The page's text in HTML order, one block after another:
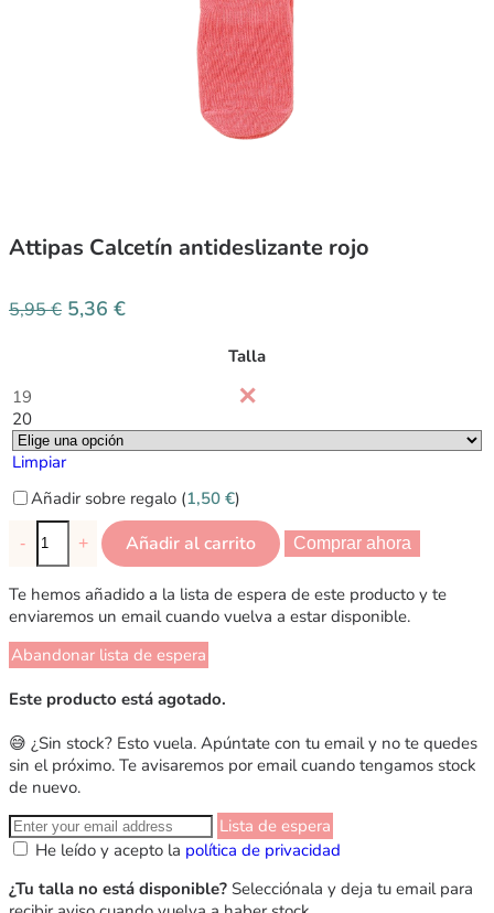
Attipas Calcetín antideslizante rojo
5,95€ 5,36 €
Talla
19
20
Limpiar
Añadir sobre regalo (1,50 €)
- + Añadir al carrito Comprar ahora
Te hemos añadido a la lista de espera de este producto y te
enviaremos un email cuando vuelva a estar disponible.
Abandonar lista de espera
Este producto está agotado.
😅 ¿Sin stock? Esto vuela. Apúntate con tu email y no te quedes
sin el próximo. Te avisaremos por email cuando tengamos stock
de nuevo.
Lista de espera
He leído y acepto la política de privacidad
¿Tu talla no está disponible? Selecciónala y deja tu email para